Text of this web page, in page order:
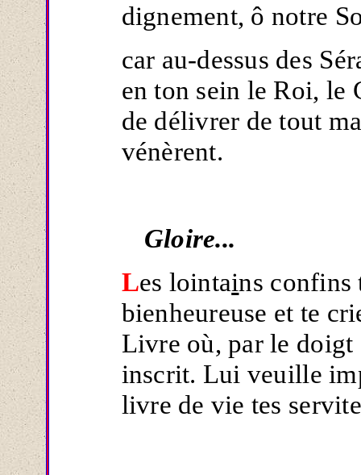
dignement, ô notre
car au-dessus des
en ton sein le Roi,
de délivrer de tout
vénèrent.
Gloire...
Les lointains confins
bienheureuse et te
Livre où, par le doigt
inscrit. Lui veuille
livre de vie tes